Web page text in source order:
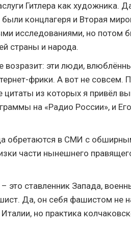
Гитлера как художника.
были концлагеря и Вторая
исследованиями, но потом
страны и народа.
возразит: эти люди,
фрики. А вот не совсем.
цитаты из которых я привёл
на «Радио России», и
обретаются в СМИ с
части нынешнего
это ставленник Запада,
Да, он себя фашистом не
но практика